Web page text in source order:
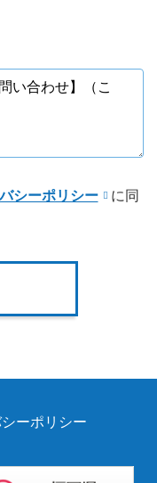
シーポリシー に同
ーポリシー